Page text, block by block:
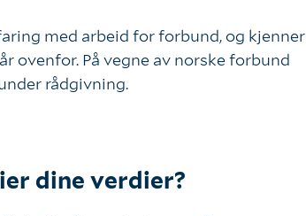
med arbeid for forbund, og kjenner
ovenfor. På vegne av norske forbund
rådgivning.
dine verdier?